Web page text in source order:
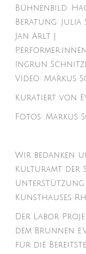
Bühnenbild:
Beratung: Julia
Jan Arlt |
Ingrun
Video: Markus
Kuratiert von
Fotos: Markus
Wir bedanken
Kulturamt der
Unterstützung
Kunsthauses
Der Labor
dem Brunnen
für die